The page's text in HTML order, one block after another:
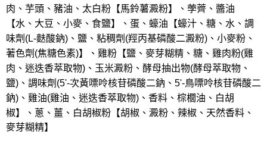
肉、芋頭、豬油、太白粉【馬鈴薯澱粉】、荸薺、醬油
【水、大豆、小麥、食鹽】、蛋、蠔油【蠔汁、糖、水、調
味劑 (L-麩酸鈉) 、鹽、粘稠劑 (羥丙基磷酸二澱粉) 、小麥粉、
著色劑 (焦糖色素)】、雞粉【鹽、麥芽糊精、糖、雞肉粉(雞
肉、迷迭香萃取物) 、玉米澱粉、酵母抽出物(酵母萃取物、
鹽) 、調味劑 (5'-次黃嘌呤核苷磷酸二鈉、 5'-鳥嘌呤核苷磷酸二
鈉) 、雞油(雞油、迷迭香萃取物) 、香料、棕櫚油、白胡
椒】、蔥、薑、白胡椒粉【胡椒、澱粉、辣椒、天然香料、
麥芽糊精】